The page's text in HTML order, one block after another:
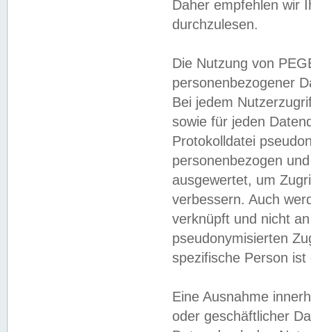
Daher empfehlen wir
durchzulesen.
Die Nutzung von
personenbezogener
Bei jedem
sowie für jeden
Protokolldatei
personenbezogen
ausgewertet, um
verbessern. Auch
verknüpft und nicht
pseudonymisierten
spezifische Person
Eine Ausnahme
oder geschäftlicher